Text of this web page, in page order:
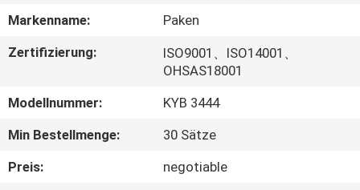
ÜBER
UNS
FABRIK-
QUALITÄTSKONTROLLE
Markenname:
Paken
Zertifizierung:
ISO9001、ISO14001、
OHSAS18001
Modellnummer:
KYB 3444
Min Bestellmenge:
30 Sätze
Preis:
negotiable